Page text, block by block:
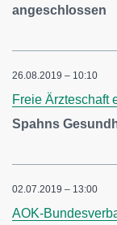
angeschlossen
26.08.2019 – 10:10
Freie Ärzteschaft
Spahns
02.07.2019 – 13:00
AOK-